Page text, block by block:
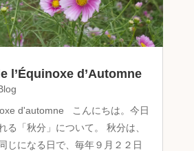
l’Équinoxe d’Automne
d'automne こんにちは。今日
る「秋分」について。 秋分は、
じになる日で、毎年９月２２日